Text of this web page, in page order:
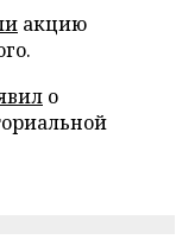
акцию
о